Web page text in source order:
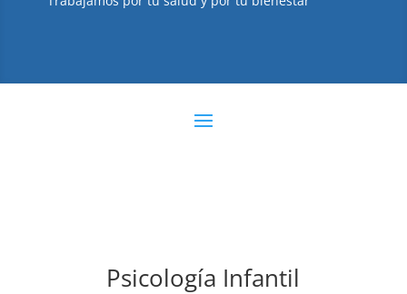
Psicología Infantil